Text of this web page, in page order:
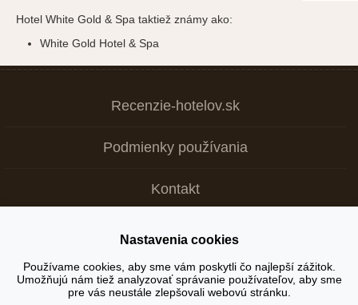
Hotel White Gold & Spa taktiež známy ako:
White Gold Hotel & Spa
Recenzie-hotelov.sk
Podmienky používania
Kontakt
Copyright © 2026
+ Tvoja recenzia je dôležitá >
Nastavenia cookies
Používame cookies, aby sme vám poskytli čo najlepší zážitok.
Umožňujú nám tiež analyzovať správanie používateľov, aby sme
pre vás neustále zlepšovali webovú stránku.